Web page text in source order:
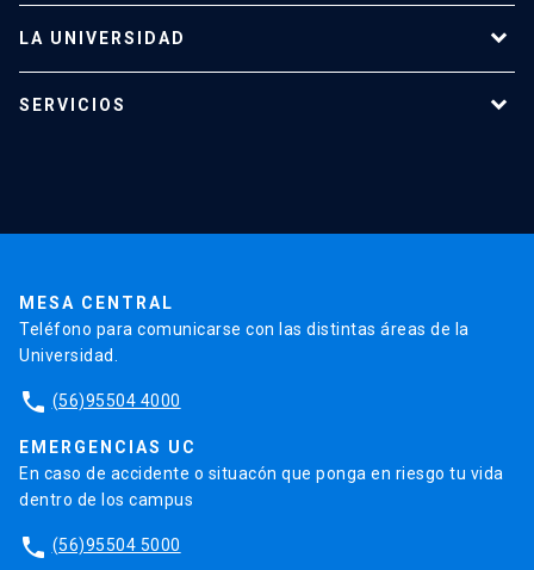
LA UNIVERSIDAD
SERVICIOS
MESA CENTRAL
Teléfono para comunicarse con las distintas áreas de la
Universidad.
phone (56)95504 4000
EMERGENCIAS UC
En caso de accidente o situacón que ponga en riesgo tu vida
dentro de los campus
phone (56)95504 5000